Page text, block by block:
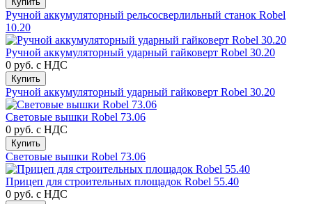
Ручной аккумуляторный рельсосверлильный станок Robel
10.20
Ручной аккумуляторный ударный гайковерт Robel 30.20
0 руб. с НДС
Купить
Ручной аккумуляторный ударный гайковерт Robel 30.20
Световые вышки Robel 73.06
0 руб. с НДС
Купить
Световые вышки Robel 73.06
Прицеп для строительных площадок Robel 55.40
0 руб. с НДС